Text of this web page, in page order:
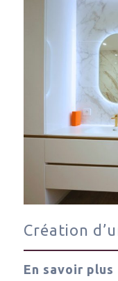
Création
En savoir plus